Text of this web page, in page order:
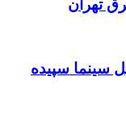
تهران
سینما سپیده